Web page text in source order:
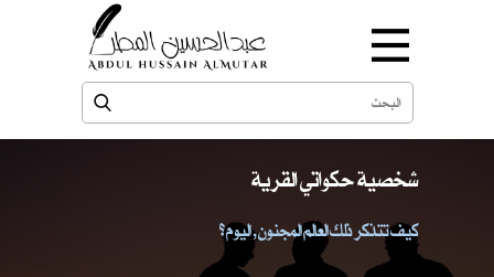
شخصية حكواتي القرية
كيف تتذكر ذلك العالم المجنون , اليوم ؟